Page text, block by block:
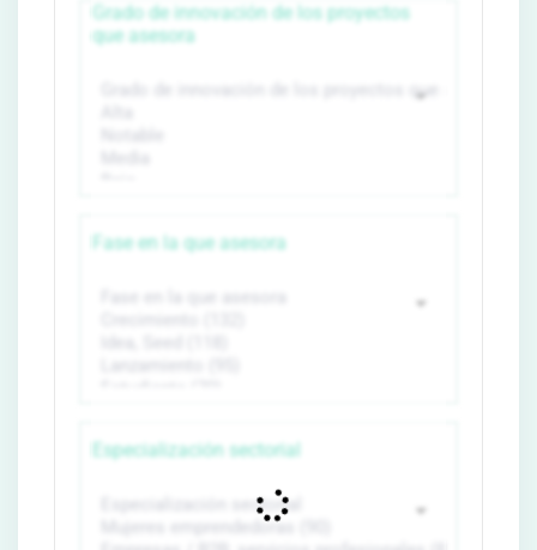
Grado de innovación de los proyectos
que asesora
Fase en la que asesora
Especialización sectorial